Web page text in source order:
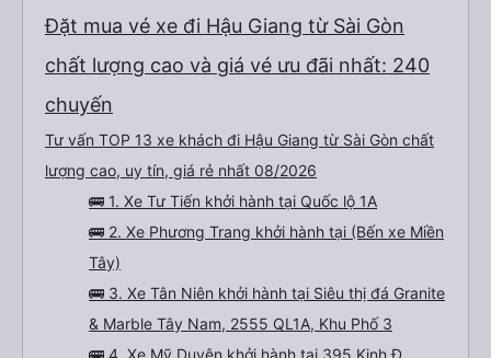
Đặt mua vé xe đi Hậu Giang từ Sài Gòn
chất lượng cao và giá vé ưu đãi nhất: 240
chuyến
Tư vấn TOP 13 xe khách đi Hậu Giang từ Sài Gòn chất
lượng cao, uy tín, giá rẻ nhất 08/2026
🚌 1. Xe Tư Tiến khởi hành tại Quốc lộ 1A
🚌 2. Xe Phương Trang khởi hành tại (Bến xe Miền
Tây)
🚌 3. Xe Tân Niên khởi hành tại Siêu thị đá Granite
& Marble Tây Nam, 2555 QL1A, Khu Phố 3
🚌 4. Xe Mỹ Duyên khởi hành tại 395 Kinh Đ.